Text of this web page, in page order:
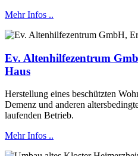
Mehr Infos ..
Ev. Altenhilfezentrum
Haus
Herstellung eines beschützten
Demenz und anderen
laufenden Betrieb.
Mehr Infos ..